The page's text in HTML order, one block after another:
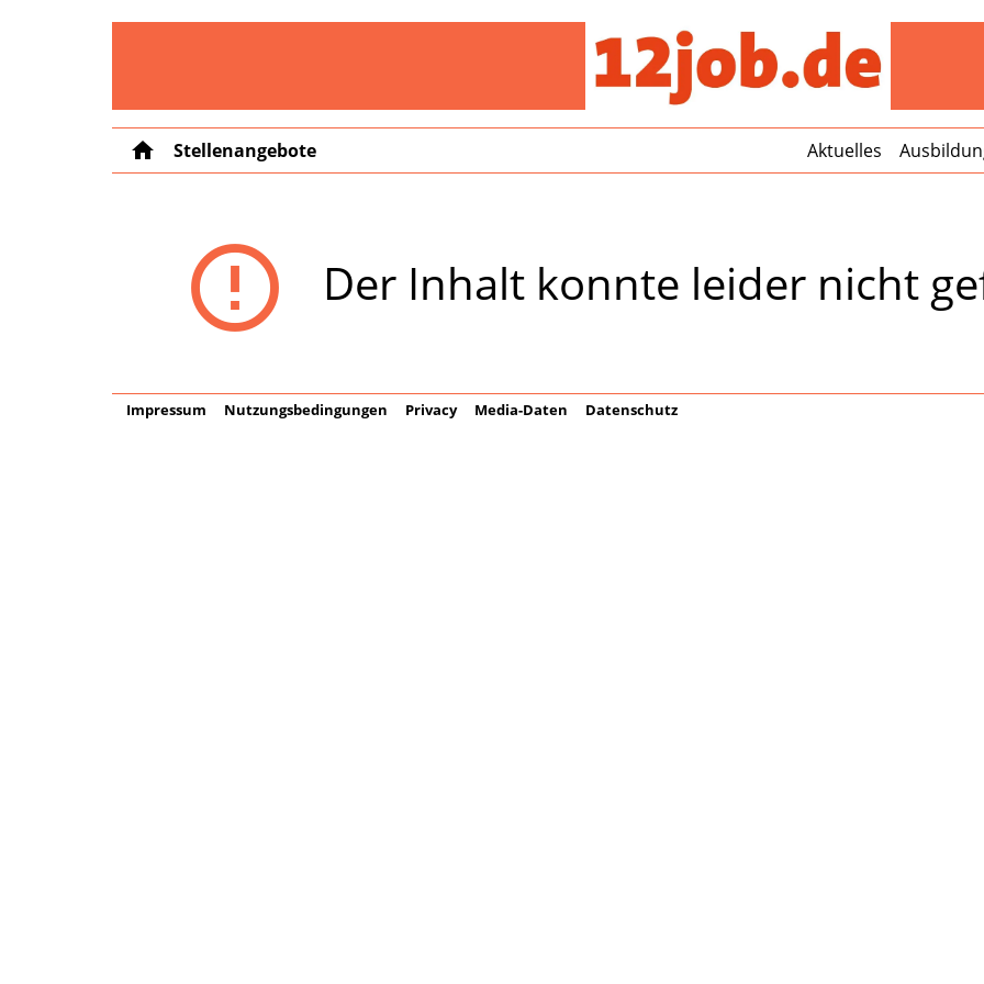
home Stellenangebote Aktuelles
error_outline Der Inhalt konnte leider nicht
Impressum Nutzungsbedingungen Privacy Media-Daten Datenschutz